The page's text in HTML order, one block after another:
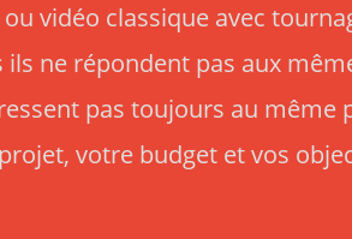
vidéo classique avec
ne répondent pas aux
pas toujours au
votre budget et vos